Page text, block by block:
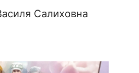
Салиховна